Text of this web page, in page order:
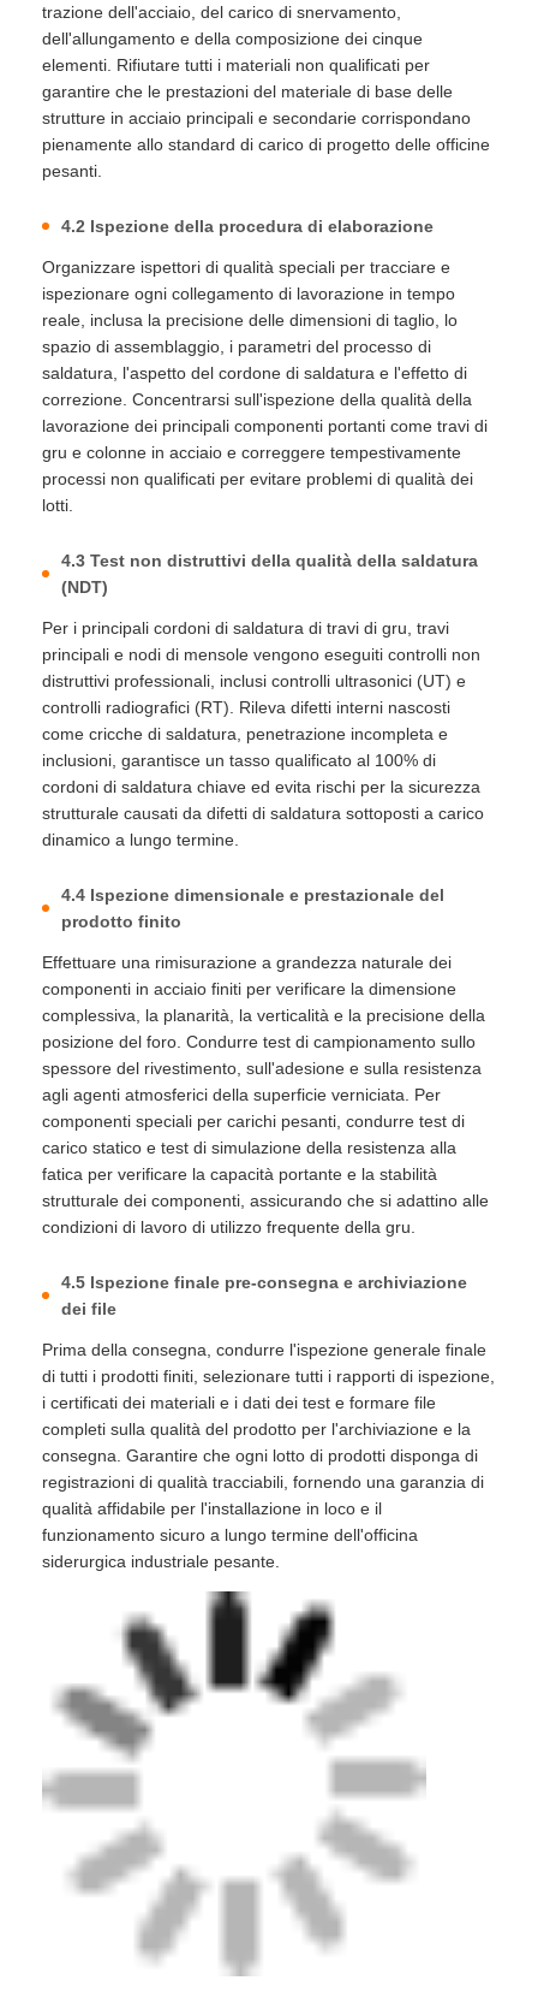
trazione dell'acciaio, del carico di snervamento,
dell'allungamento e della composizione dei cinque
elementi. Rifiutare tutti i materiali non qualificati per
garantire che le prestazioni del materiale di base delle
strutture in acciaio principali e secondarie corrispondano
pienamente allo standard di carico di progetto delle officine
pesanti.
4.2 Ispezione della procedura di elaborazione
Organizzare ispettori di qualità speciali per tracciare e
ispezionare ogni collegamento di lavorazione in tempo
reale, inclusa la precisione delle dimensioni di taglio, lo
spazio di assemblaggio, i parametri del processo di
saldatura, l'aspetto del cordone di saldatura e l'effetto di
correzione. Concentrarsi sull'ispezione della qualità della
lavorazione dei principali componenti portanti come travi di
gru e colonne in acciaio e correggere tempestivamente
processi non qualificati per evitare problemi di qualità dei
lotti.
4.3 Test non distruttivi della qualità della saldatura
(NDT)
Per i principali cordoni di saldatura di travi di gru, travi
principali e nodi di mensole vengono eseguiti controlli non
distruttivi professionali, inclusi controlli ultrasonici (UT) e
controlli radiografici (RT). Rileva difetti interni nascosti
come cricche di saldatura, penetrazione incompleta e
inclusioni, garantisce un tasso qualificato al 100% di
cordoni di saldatura chiave ed evita rischi per la sicurezza
strutturale causati da difetti di saldatura sottoposti a carico
dinamico a lungo termine.
4.4 Ispezione dimensionale e prestazionale del
prodotto finito
Effettuare una rimisurazione a grandezza naturale dei
componenti in acciaio finiti per verificare la dimensione
complessiva, la planarità, la verticalità e la precisione della
posizione del foro. Condurre test di campionamento sullo
spessore del rivestimento, sull'adesione e sulla resistenza
agli agenti atmosferici della superficie verniciata. Per
componenti speciali per carichi pesanti, condurre test di
carico statico e test di simulazione della resistenza alla
fatica per verificare la capacità portante e la stabilità
strutturale dei componenti, assicurando che si adattino alle
condizioni di lavoro di utilizzo frequente della gru.
4.5 Ispezione finale pre-consegna e archiviazione
dei file
Prima della consegna, condurre l'ispezione generale finale
di tutti i prodotti finiti, selezionare tutti i rapporti di ispezione,
i certificati dei materiali e i dati dei test e formare file
completi sulla qualità del prodotto per l'archiviazione e la
consegna. Garantire che ogni lotto di prodotti disponga di
registrazioni di qualità tracciabili, fornendo una garanzia di
qualità affidabile per l'installazione in loco e il
funzionamento sicuro a lungo termine dell'officina
siderurgica industriale pesante.